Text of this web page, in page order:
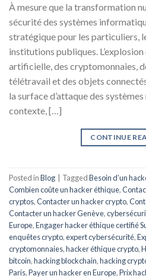
À mesure que la transformation
sécurité des systèmes
stratégique pour les particuliers,
institutions publiques.
artificielle, des cryptomonnaies,
télétravail et des objets
la surface d’attaque des
contexte, […]
CONTINUE
Posted inBlog TaggedBesoin d’un
Combien coûte un hacker éthique,
cryptos,Contacter un hacker crypto,
Contacter un hacker Genève,
Europe,Engager hacker éthique certifié
enquêtes crypto,expert cybersécurité,
cryptomonnaies,hacker éthique crypto,
bitcoin,hacking blockchain,hacking
Paris,Payer un hacker en Europe,Prix